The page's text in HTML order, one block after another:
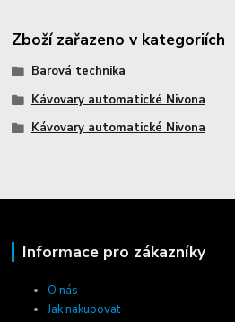
Zboží zařazeno v kategoriích
Barová technika
Kávovary automatické Nivona
Kávovary automatické Nivona
Informace pro zákazníky
O nás
Jak nakupovat